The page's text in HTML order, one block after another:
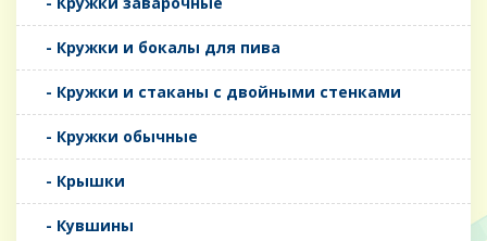
- Кружки и бокалы для пива
- Кружки и стаканы с двойными стенками
- Кружки обычные
- Крышки
- Кувшины